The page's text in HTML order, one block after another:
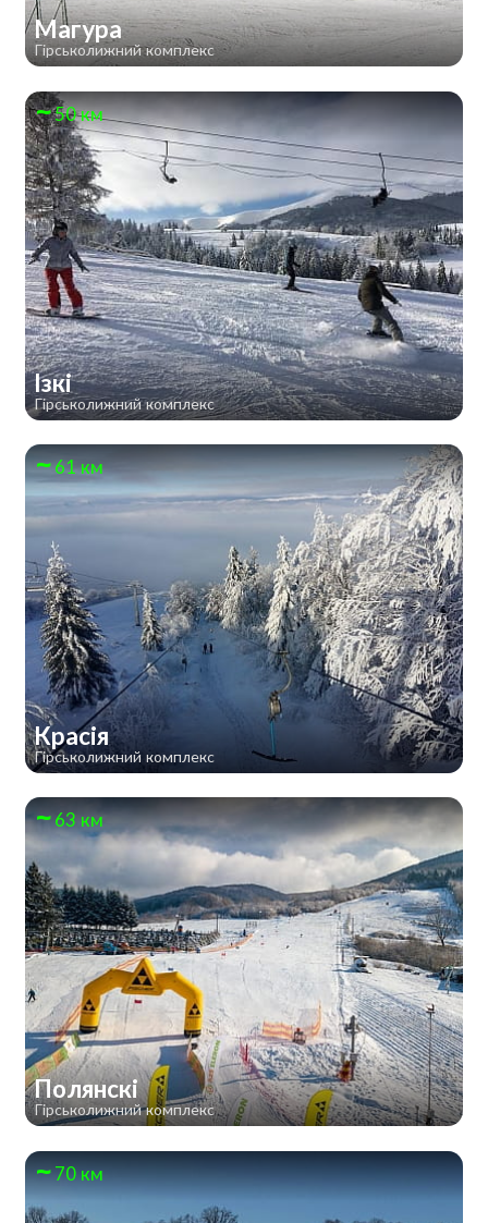
Магура
Гірськолижний комплекс
50 км
Ізкі
Гірськолижний комплекс
61 км
Красія
Гірськолижний комплекс
63 км
Полянскі
Гірськолижний комплекс
70 км